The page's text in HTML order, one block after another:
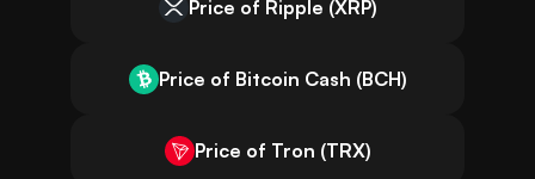
Price of Ripple (XRP)
Price of Bitcoin Cash (BCH)
Price of Tron (TRX)